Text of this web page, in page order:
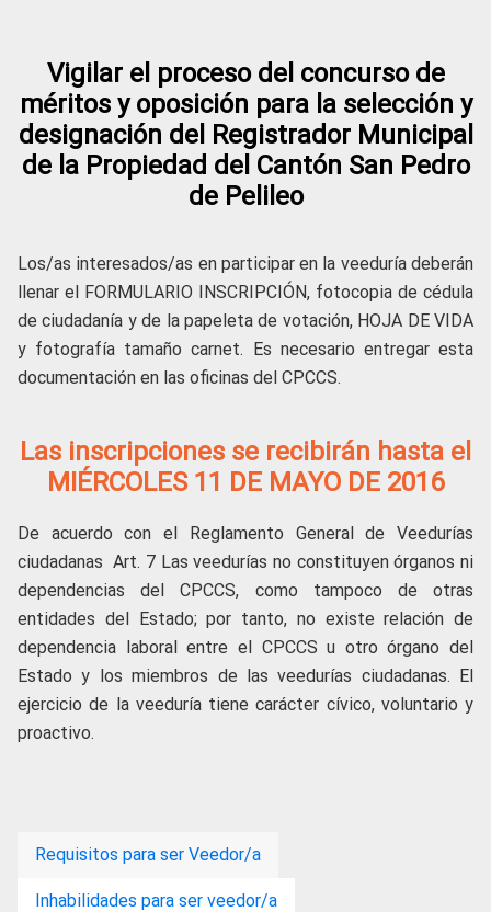
Vigilar el proceso del concurso de
méritos y oposición para la selección y
designación del Registrador Municipal
de la Propiedad del Cantón San Pedro
de Pelileo
Los/as interesados/as en participar en la veeduría deberán
llenar el FORMULARIO INSCRIPCIÓN, fotocopia de cédula
de ciudadanía y de la papeleta de votación, HOJA DE VIDA
y fotografía tamaño carnet. Es necesario entregar esta
documentación en las oficinas del CPCCS.
Las inscripciones se recibirán hasta el
MIÉRCOLES 11 DE MAYO DE 2016
De acuerdo con el Reglamento General de Veedurías
ciudadanas Art. 7 Las veedurías no constituyen órganos ni
dependencias del CPCCS, como tampoco de otras
entidades del Estado; por tanto, no existe relación de
dependencia laboral entre el CPCCS u otro órgano del
Estado y los miembros de las veedurías ciudadanas. El
ejercicio de la veeduría tiene carácter cívico, voluntario y
proactivo.
Requisitos para ser Veedor/a
Inhabilidades para ser veedor/a